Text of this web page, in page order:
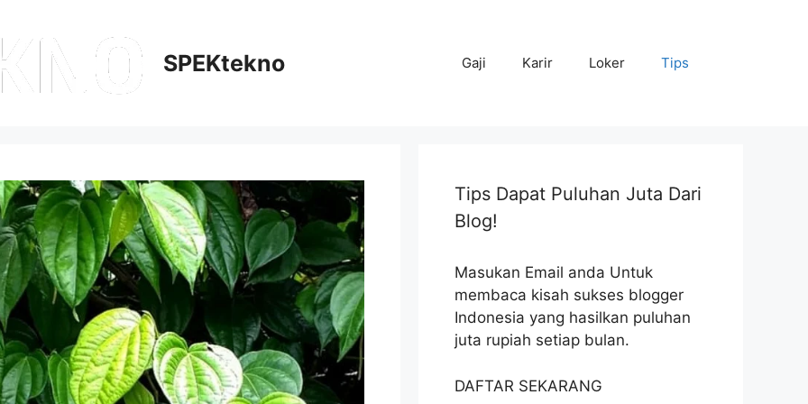
SPEKtekno Gaji Karir Loker Tips
Tips Dapat Puluhan Juta Dari
Blog!
Masukan Email anda Untuk
membaca kisah sukses blogger
Indonesia yang hasilkan puluhan
juta rupiah setiap bulan.
DAFTAR SEKARANG